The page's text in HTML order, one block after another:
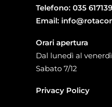
Telefono: 035 617139
Email:
Orari apertura
Dal lunedì al venerdì
Sabato 7/12
Privacy Policy